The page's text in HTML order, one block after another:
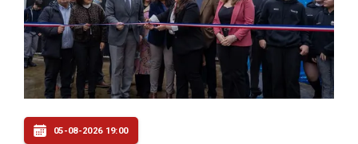
05-08-2026 19:00